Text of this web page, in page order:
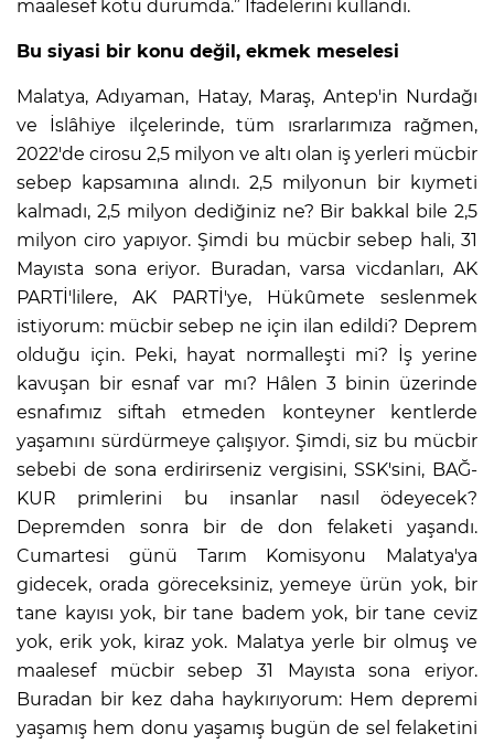
maalesef kötü durumda.” İfadelerini kullandı.
Bu siyasi bir konu değil, ekmek meselesi
Malatya, Adıyaman, Hatay, Maraş, Antep'in Nurdağı
ve İslâhiye ilçelerinde, tüm ısrarlarımıza rağmen,
2022'de cirosu 2,5 milyon ve altı olan iş yerleri mücbir
sebep kapsamına alındı. 2,5 milyonun bir kıymeti
kalmadı, 2,5 milyon dediğiniz ne? Bir bakkal bile 2,5
milyon ciro yapıyor. Şimdi bu mücbir sebep hali, 31
Mayısta sona eriyor. Buradan, varsa vicdanları, AK
PARTİ'lilere, AK PARTİ'ye, Hükûmete seslenmek
istiyorum: mücbir sebep ne için ilan edildi? Deprem
olduğu için. Peki, hayat normalleşti mi? İş yerine
kavuşan bir esnaf var mı? Hâlen 3 binin üzerinde
esnafımız siftah etmeden konteyner kentlerde
yaşamını sürdürmeye çalışıyor. Şimdi, siz bu mücbir
sebebi de sona erdirirseniz vergisini, SSK'sini, BAĞ-
KUR primlerini bu insanlar nasıl ödeyecek?
Depremden sonra bir de don felaketi yaşandı.
Cumartesi günü Tarım Komisyonu Malatya'ya
gidecek, orada göreceksiniz, yemeye ürün yok, bir
tane kayısı yok, bir tane badem yok, bir tane ceviz
yok, erik yok, kiraz yok. Malatya yerle bir olmuş ve
maalesef mücbir sebep 31 Mayısta sona eriyor.
Buradan bir kez daha haykırıyorum: Hem depremi
yaşamış hem donu yaşamış bugün de sel felaketini